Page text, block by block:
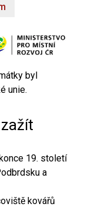
byl
unie.
19. století
a
kovářů